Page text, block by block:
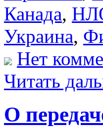
Канада,
Украина,
Нет
Читать
О